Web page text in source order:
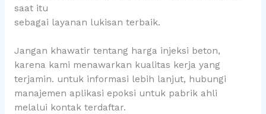
saat itu
sebagai layanan lukisan terbaik.
Jangan khawatir tentang harga injeksi beton,
karena kami menawarkan kualitas kerja yang
terjamin. untuk informasi lebih lanjut, hubungi
manajemen aplikasi epoksi untuk pabrik ahli
melalui kontak terdaftar.